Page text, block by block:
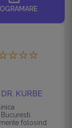
KURBE
folosind